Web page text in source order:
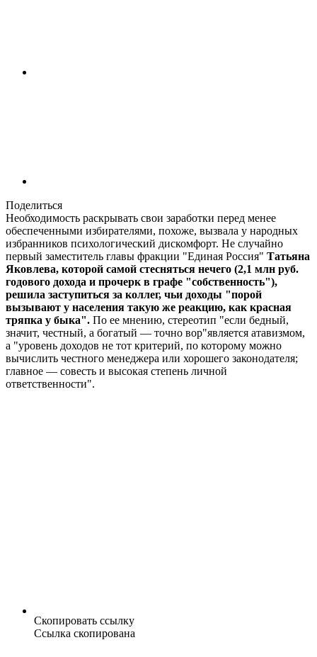
Поделиться
Необходимость раскрывать свои заработки перед менее
обеспеченными избирателями, похоже, вызвала у народных
избранников психологический дискомфорт. Не случайно
первый заместитель главы фракции "Единая Россия" Татьяна
Яковлева, которой самой стесняться нечего (2,1 млн руб.
годового дохода и прочерк в графе "собственность"),
решила заступиться за коллег, чьи доходы "порой
вызывают у населения такую же реакцию, как красная
тряпка у быка". По ее мнению, стереотип "если бедный,
значит, честный, а богатый — точно вор"является атавизмом,
а "уровень доходов не тот критерий, по которому можно
вычислить честного менеджера или хорошего законодателя;
главное — совесть и высокая степень личной
ответственности".
Скопировать ссылку
Ссылка скопирована